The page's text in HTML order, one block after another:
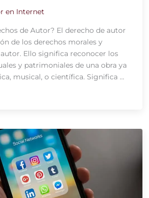
en Internet
de Autor? El derecho de autor
de los derechos morales y
Ello significa reconocer los
y patrimoniales de una obra ya
musical, o científica. Significa ...